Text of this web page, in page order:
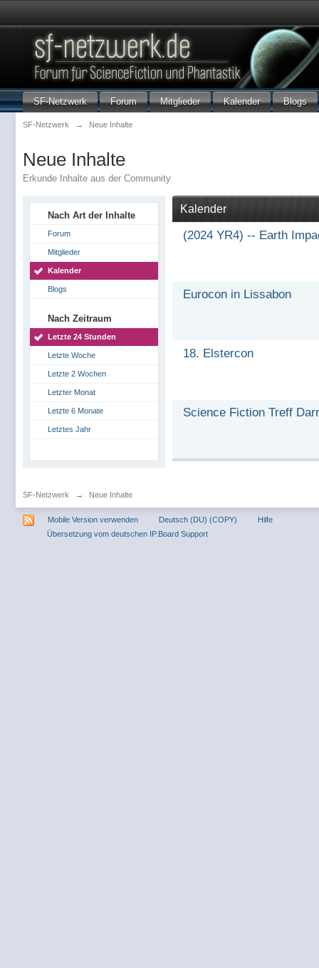
SF-Netzwerk Forum Mitglieder Kalender Blogs
SF-Netzwerk → Neue Inhalte
Neue Inhalte
Erkunde Inhalte aus der Community
Nach Art der Inhalte
Forum
Mitglieder
Kalender
Blogs
Nach Zeitraum
Letzte 24 Stunden
Letzte Woche
Letzte 2 Wochen
Letzter Monat
Letzte 6 Monate
Letztes Jahr
Kalender
(2024 YR4) -- Earth
Eurocon in Lissabon
18. Elstercon
Science Fiction Treff
SF-Netzwerk → Neue Inhalte
Mobile Version verwenden Deutsch (DU) (COPY)
Hilfe
Übersetzung vom deutschen IP.Board Support